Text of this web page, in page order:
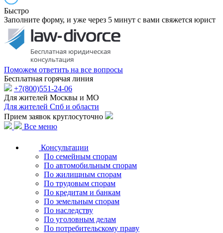
Быстро
Заполните форму, и уже через 5 минут с вами свяжется юрист
Поможем ответить на все вопросы
Бесплатная горячая линия
+7(800)551-24-06
Для жителей Москвы и МО
Для жителей Спб и области
Прием заявок круглосуточно
Все меню
Консультации
По семейным спорам
По автомобильным спорам
По жилищным спорам
По трудовым спорам
По кредитам и банкам
По земельным спорам
По наследству
По уголовным делам
По потребительскому праву